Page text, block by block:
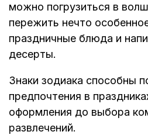
можно погрузиться в
пережить нечто
праздничные блюда и
десерты.
Знаки зодиака способны
предпочтения в
оформления до выбора
развлечений.